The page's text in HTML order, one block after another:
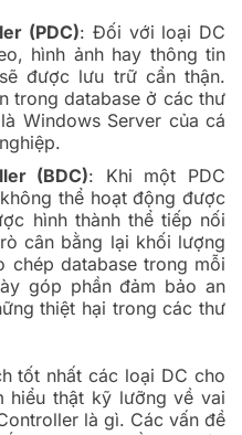
(PDC): Đối với loại DC
hình ảnh hay thông tin
được lưu trữ cẩn thận.
trong database ở các thư
Windows Server của cá
(BDC): Khi một PDC
thể hoạt động được
hình thành thể tiếp nối
cân bằng lại khối lượng
chép database trong mỗi
góp phần đảm bảo an
thiệt hại trong các thư
tốt nhất các loại DC cho
hiểu thật kỹ lưỡng về vai
là gì. Các vấn đề